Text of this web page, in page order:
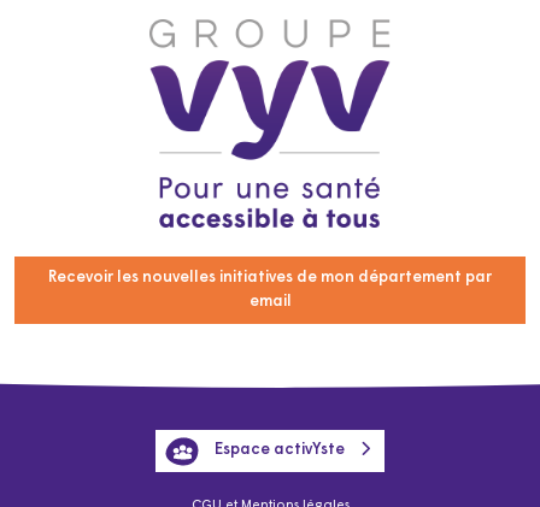
Recevoir les nouvelles initiatives de mon département par
email
Espace activYste